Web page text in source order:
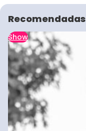
Recomendadas
Show